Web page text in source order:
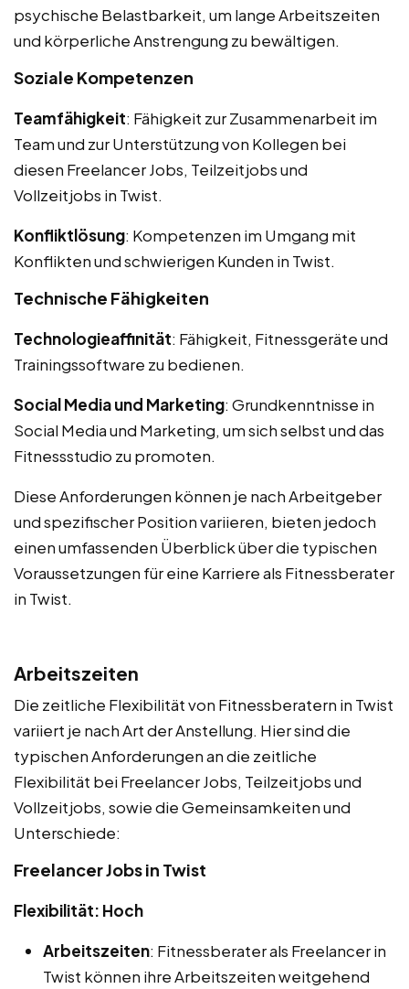
psychische Belastbarkeit, um lange Arbeitszeiten
und körperliche Anstrengung zu bewältigen.
Soziale Kompetenzen
Teamfähigkeit: Fähigkeit zur Zusammenarbeit im
Team und zur Unterstützung von Kollegen bei
diesen Freelancer Jobs, Teilzeitjobs und
Vollzeitjobs in Twist.
Konfliktlösung: Kompetenzen im Umgang mit
Konflikten und schwierigen Kunden in Twist.
Technische Fähigkeiten
Technologieaffinität: Fähigkeit, Fitnessgeräte und
Trainingssoftware zu bedienen.
Social Media und Marketing: Grundkenntnisse in
Social Media und Marketing, um sich selbst und das
Fitnessstudio zu promoten.
Diese Anforderungen können je nach Arbeitgeber
und spezifischer Position variieren, bieten jedoch
einen umfassenden Überblick über die typischen
Voraussetzungen für eine Karriere als Fitnessberater
in Twist.
Arbeitszeiten
Die zeitliche Flexibilität von Fitnessberatern in Twist
variiert je nach Art der Anstellung. Hier sind die
typischen Anforderungen an die zeitliche
Flexibilität bei Freelancer Jobs, Teilzeitjobs und
Vollzeitjobs, sowie die Gemeinsamkeiten und
Unterschiede:
Freelancer Jobs in Twist
Flexibilität: Hoch
Arbeitszeiten: Fitnessberater als Freelancer in
Twist können ihre Arbeitszeiten weitgehend